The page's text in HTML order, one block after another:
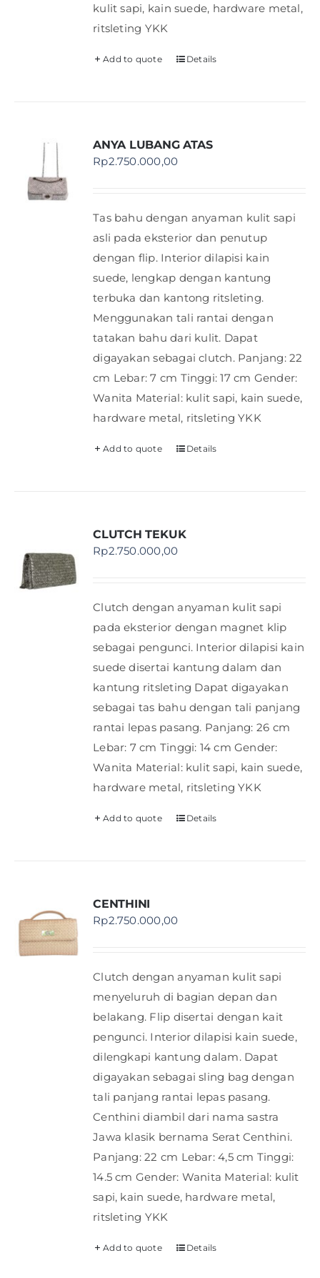
kulit sapi, kain suede, hardware metal,
ritsleting YKK
Add to quote Details
ANYA LUBANG ATAS
Rp2.750.000,00
Tas bahu dengan anyaman kulit sapi
asli pada eksterior dan penutup
dengan flip. Interior dilapisi kain
suede, lengkap dengan kantung
terbuka dan kantong ritsleting.
Menggunakan tali rantai dengan
tatakan bahu dari kulit. Dapat
digayakan sebagai clutch. Panjang: 22
cm Lebar: 7 cm Tinggi: 17 cm Gender:
Wanita Material: kulit sapi, kain suede,
hardware metal, ritsleting YKK
Add to quote Details
CLUTCH TEKUK
Rp2.750.000,00
Clutch dengan anyaman kulit sapi
pada eksterior dengan magnet klip
sebagai pengunci. Interior dilapisi kain
suede disertai kantung dalam dan
kantung ritsleting Dapat digayakan
sebagai tas bahu dengan tali panjang
rantai lepas pasang. Panjang: 26 cm
Lebar: 7 cm Tinggi: 14 cm Gender:
Wanita Material: kulit sapi, kain suede,
hardware metal, ritsleting YKK
Add to quote Details
CENTHINI
Rp2.750.000,00
Clutch dengan anyaman kulit sapi
menyeluruh di bagian depan dan
belakang. Flip disertai dengan kait
pengunci. Interior dilapisi kain suede,
dilengkapi kantung dalam. Dapat
digayakan sebagai sling bag dengan
tali panjang rantai lepas pasang.
Centhini diambil dari nama sastra
Jawa klasik bernama Serat Centhini.
Panjang: 22 cm Lebar: 4,5 cm Tinggi:
14.5 cm Gender: Wanita Material: kulit
sapi, kain suede, hardware metal,
ritsleting YKK
Add to quote Details